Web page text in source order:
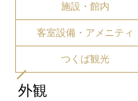
施設・館内
客室設備・アメニティ
つくば観光
外観